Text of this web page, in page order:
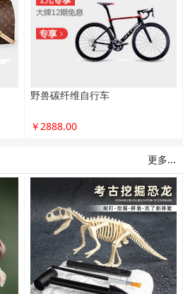
野兽碳纤维自行车
￥2888.00
更多...